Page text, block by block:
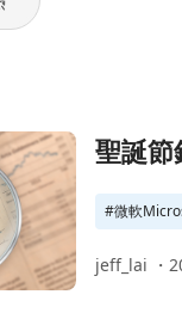
、科技股領軍 激勵
聖誕節
#微軟
jeff_lai ・